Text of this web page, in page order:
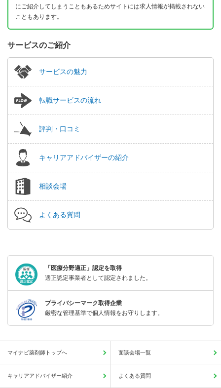
にご紹介してしまうこともあるためサイトには求人情報が掲載されない
こともあります。
サービスのご紹介
サービスの魅力
転職サービスの流れ
評判・口コミ
キャリアアドバイザーの紹介
相談会場
よくある質問
「医療分野適正」認定を取得
適正認定事業者として認定されました。
プライバシーマーク取得企業
厳密な管理基準で個人情報をお守りします。
マイナビ薬剤師トップへ 面談会場一覧
キャリアアドバイザー紹介 よくある質問